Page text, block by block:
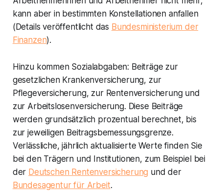
kann aber in bestimmten Konstellationen anfallen
(Details veröffentlicht das Bundesministerium der
Finanzen).
Hinzu kommen Sozialabgaben: Beiträge zur
gesetzlichen Krankenversicherung, zur
Pflegeversicherung, zur Rentenversicherung und
zur Arbeitslosenversicherung. Diese Beiträge
werden grundsätzlich prozentual berechnet, bis
zur jeweiligen Beitragsbemessungsgrenze.
Verlässliche, jährlich aktualisierte Werte finden Sie
bei den Trägern und Institutionen, zum Beispiel bei
der Deutschen Rentenversicherung und der
Bundesagentur für Arbeit.